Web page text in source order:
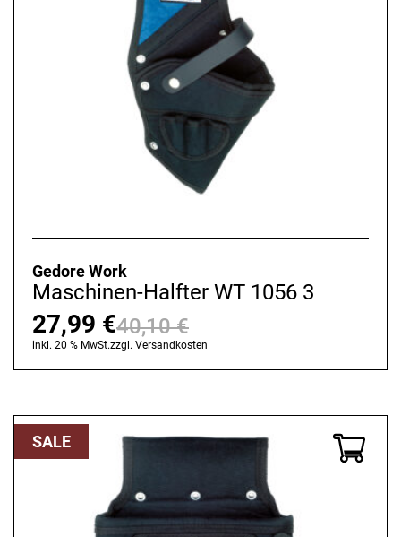
Gedore Work
Maschinen-Halfter WT 1056 3
40,10€
Ursprünglicher
war:
40,10 €
27,99 €
Aktueller
ist:
27,99 €.
inkl. 20 % MwSt.zzgl. Versandkosten
SALE